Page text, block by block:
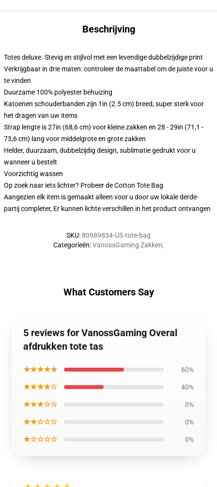
Beschrijving
Totes deluxe. Stevig en stijlvol met een levendige dubbelzijdige print
Verkrijgbaar in drie maten: controleer de maattabel om de juiste voor u
te vinden
Duurzame 100% polyester behuizing
Katoenen schouderbanden zijn 1in (2.5 cm) breed, super sterk voor
het dragen van uw items
Strap lengte is 27in (68,6 cm) voor kleine zakken en 28 - 29in (71,1 -
73,6 cm) lang voor middelgrote en grote zakken
Helder, duurzaam, dubbelzijdig design, sublimatie gedrukt voor u
wanneer u bestelt
Voorzichtig wassen
Op zoek naar iets lichter? Probeer de Cotton Tote Bag
Aangezien elk item is gemaakt alleen voor u door uw lokale derde-
partij completer, Er kunnen lichte verschillen in het product ontvangen
SKU:80989834-US-tote-bag
Categorieën:VanossGaming Zakken,
What Customers Say
5 reviews for VanossGaming Overal
afdrukken tote tas
★★★★★ 60%
★★★★☆ 40%
★★★☆☆ 0%
★★☆☆☆ 0%
★☆☆☆☆ 0%